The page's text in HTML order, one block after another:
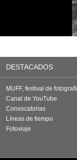
DESTACADOS
MUFF, festival de
Canal de YouTube
Convocatorias
Líneas de tiempo
Fotoviaje